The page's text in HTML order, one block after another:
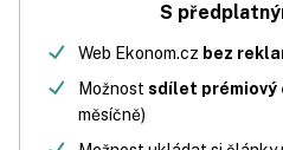
S
Web Ekonom.cz bez
Možnost sdílet prémiový
měsíčně)